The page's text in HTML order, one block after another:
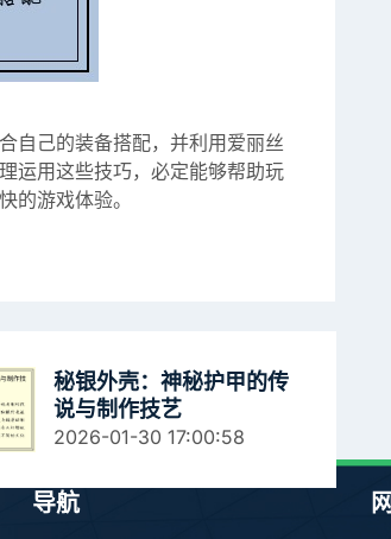
自己的装备搭配，并利用爱丽丝
运用这些技巧，必定能够帮助玩
的游戏体验。
秘银外壳：神秘护甲的传
说与制作技艺
2026-01-30 17:00:58
导航